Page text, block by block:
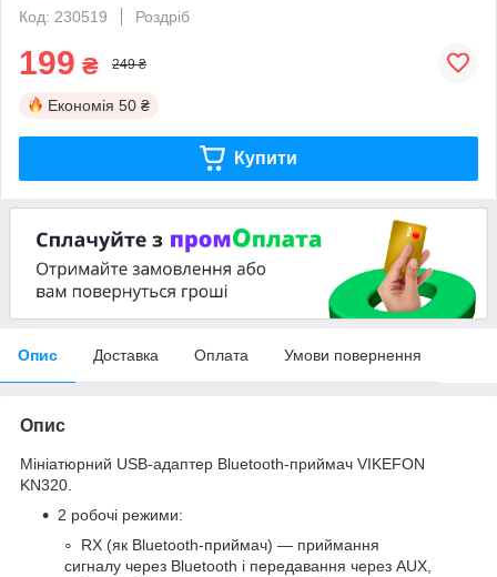
Код: 230519
Роздріб
199 ₴ 249 ₴
Економія 50 ₴
Купити
Опис Доставка Оплата Умови повернення
Опис
Мініатюрний USB-адаптер Bluetooth-приймач VIKEFON
KN320.
2 робочі режими:
RX (як Bluetooth-приймач) — приймання
сигналу через Bluetooth і передавання через AUX,